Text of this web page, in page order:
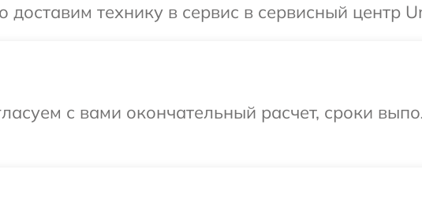
технику в сервис в сервисный центр
с вами окончательный расчет, сроки